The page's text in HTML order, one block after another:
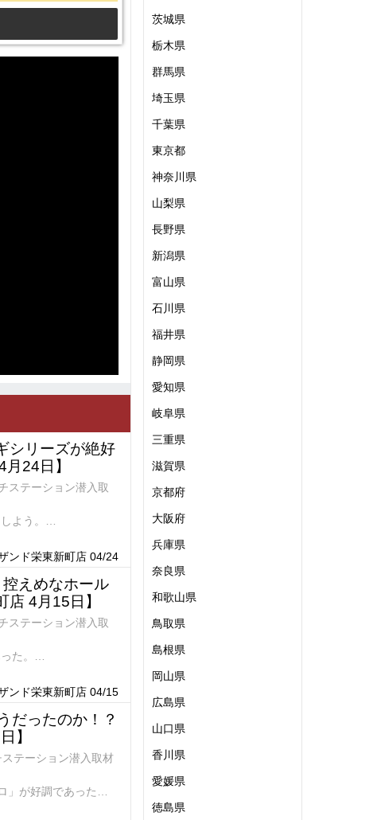
シリーズが絶好
24日】
ステーション潜入取
よう。
ンド栄東新町店 04/24
えめなホール
4月15日】
ステーション潜入取
た。
ンド栄東新町店 04/15
だったのか！？
】
テーション潜入取材
が好調であった。
茨城県
栃木県
群馬県
埼玉県
千葉県
東京都
神奈川県
山梨県
長野県
新潟県
富山県
石川県
福井県
静岡県
愛知県
岐阜県
三重県
滋賀県
京都府
大阪府
兵庫県
奈良県
和歌山県
鳥取県
島根県
岡山県
広島県
山口県
香川県
愛媛県
徳島県